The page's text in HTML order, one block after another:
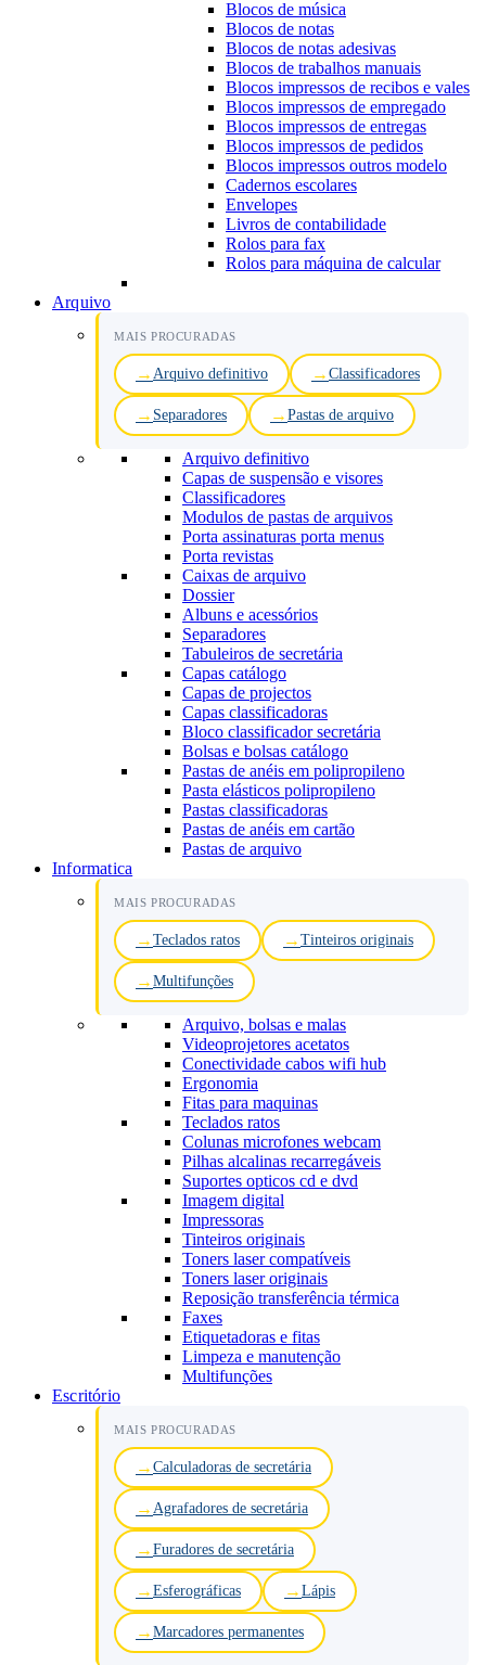
Blocos de música
Blocos de notas
Blocos de notas adesivas
Blocos de trabalhos manuais
Blocos impressos de recibos e vales
Blocos impressos de empregado
Blocos impressos de entregas
Blocos impressos de pedidos
Blocos impressos outros modelo
Cadernos escolares
Envelopes
Livros de contabilidade
Rolos para fax
Rolos para máquina de calcular
Arquivo
MAIS PROCURADAS
Arquivo definitivo Classificadores
Separadores Pastas de arquivo
Arquivo definitivo
Capas de suspensão e visores
Classificadores
Modulos de pastas de arquivos
Porta assinaturas porta menus
Porta revistas
Caixas de arquivo
Dossier
Albuns e acessórios
Separadores
Tabuleiros de secretária
Capas catálogo
Capas de projectos
Capas classificadoras
Bloco classificador secretária
Bolsas e bolsas catálogo
Pastas de anéis em polipropileno
Pasta elásticos polipropileno
Pastas classificadoras
Pastas de anéis em cartão
Pastas de arquivo
Informatica
MAIS PROCURADAS
Teclados ratos Tinteiros originais
Multifunções
Arquivo, bolsas e malas
Videoprojetores acetatos
Conectividade cabos wifi hub
Ergonomia
Fitas para maquinas
Teclados ratos
Colunas microfones webcam
Pilhas alcalinas recarregáveis
Suportes opticos cd e dvd
Imagem digital
Impressoras
Tinteiros originais
Toners laser compatíveis
Toners laser originais
Reposição transferência térmica
Faxes
Etiquetadoras e fitas
Limpeza e manutenção
Multifunções
Escritório
MAIS PROCURADAS
Calculadoras de secretária
Agrafadores de secretária
Furadores de secretária
Esferográficas Lápis
Marcadores permanentes